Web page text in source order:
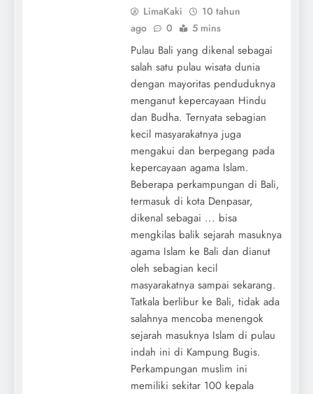
LimaKaki
10 tahun
ago
0 5 mins
Pulau Bali yang dikenal sebagai
salah satu pulau wisata dunia
dengan mayoritas penduduknya
menganut kepercayaan Hindu
dan Budha. Ternyata sebagian
kecil masyarakatnya juga
mengakui dan berpegang pada
kepercayaan agama Islam.
Beberapa perkampungan di Bali,
termasuk di kota Denpasar,
dikenal sebagai ... bisa
mengkilas balik sejarah masuknya
agama Islam ke Bali dan dianut
oleh sebagian kecil
masyarakatnya sampai sekarang.
Tatkala berlibur ke Bali, tidak ada
salahnya mencoba menengok
sejarah masuknya Islam di pulau
indah ini di Kampung Bugis.
Perkampungan muslim ini
memiliki sekitar 100 kepala